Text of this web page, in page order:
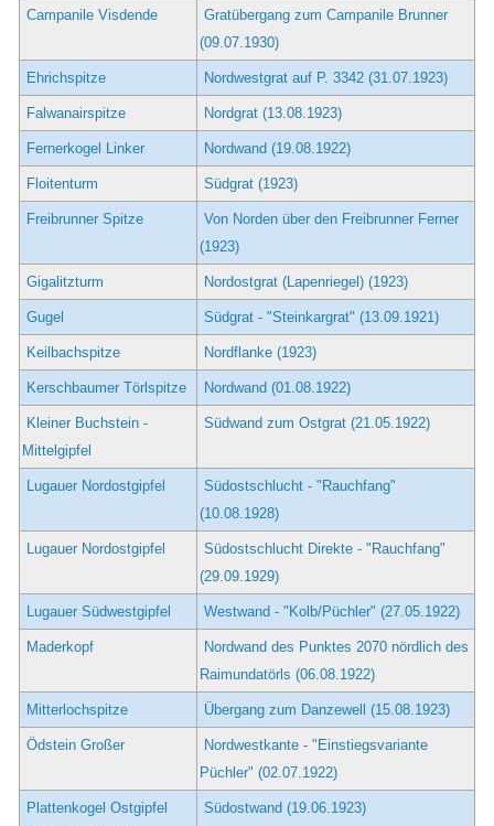
Campanile Visdende
Gratübergang zum Campanile Brunner
(09.07.1930)
Ehrichspitze Nordwestgrat auf P. 3342 (31.07.1923)
Falwanairspitze Nordgrat (13.08.1923)
Fernerkogel Linker Nordwand (19.08.1922)
Floitenturm Südgrat (1923)
Freibrunner Spitze
Von Norden über den Freibrunner Ferner
(1923)
Gigalitzturm Nordostgrat (Lapenriegel) (1923)
Gugel Südgrat - "Steinkargrat" (13.09.1921)
Keilbachspitze Nordflanke (1923)
Kerschbaumer Törlspitze Nordwand (01.08.1922)
Kleiner Buchstein -
Mittelgipfel
Südwand zum Ostgrat (21.05.1922)
Lugauer Nordostgipfel
Südostschlucht - "Rauchfang"
(10.08.1928)
Lugauer Nordostgipfel
Südostschlucht Direkte - "Rauchfang"
(29.09.1929)
Lugauer Südwestgipfel Westwand - "Kolb/Püchler" (27.05.1922)
Maderkopf
Nordwand des Punktes 2070 nördlich des
Raimundatörls (06.08.1922)
Mitterlochspitze Übergang zum Danzewell (15.08.1923)
Ödstein Großer
Nordwestkante - "Einstiegsvariante
Püchler" (02.07.1922)
Plattenkogel Ostgipfel
Südostwand (19.06.1923)